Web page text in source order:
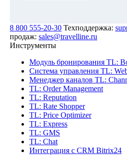
8 800 555-20-30 Техподдержка:
продаж: sales@travelline.ru
Инструменты
Модуль бронирования TL:
Система управления TL:
Менеджер каналов TL:
TL: Order Management
TL: Reputation
TL: Rate Shopper
TL: Price Optimizer
TL: Express
TL: GMS
TL: Chat
Интеграция с CRM Bitrix24